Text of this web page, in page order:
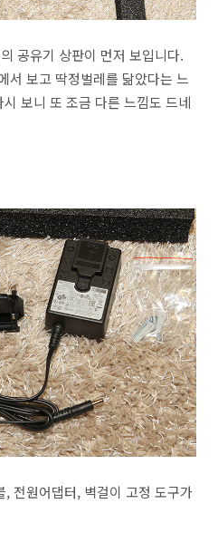
공유기 상판이 먼저 보입니다.
서 보고 딱정벌레를 닮았다는 느
보니 또 조금 다른 느낌도 드네
전원어댑터, 벽걸이 고정 도구가